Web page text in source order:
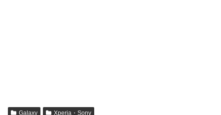
Galaxy Xperia・Sony